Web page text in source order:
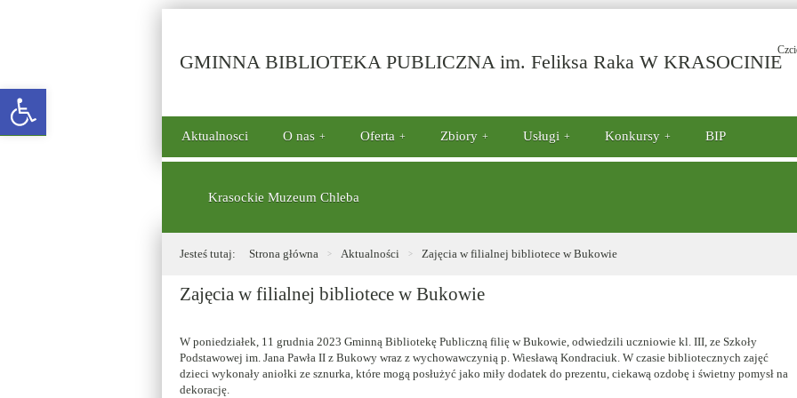
Open toolbar
GMINNA BIBLIOTEKA PUBLICZNA im. Feliksa Raka W KRASOCINIE-
w
Aktualnosci O nas Oferta Zbiory Usługi Konkursy BIP
Krasockie Muzeum Chleba
Jesteś tutaj: Strona główna Aktualności Zajęcia w filialnej bibliotece w Bukowie
Zajęcia w filialnej bibliotece w Bukowie
W poniedziałek, 11 grudnia 2023 Gminną Bibliotekę Publiczną filię w Bukowie, odwiedzili uczniowie kl. III, ze Szkoły
Podstawowej im. Jana Pawła II z Bukowy wraz z wychowawczynią p. Wiesławą Kondraciuk. W czasie bibliotecznych zajęć
dzieci wykonały aniołki ze sznurka, które mogą posłużyć jako miły dodatek do prezentu, ciekawą ozdobę i świetny pomysł na
dekorację.